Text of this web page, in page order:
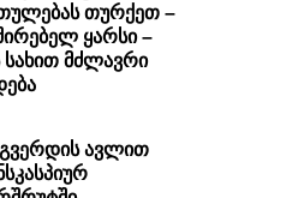
თურქეთ –
ყარსი –
სახით მძლავრი
გვერდის ავლით